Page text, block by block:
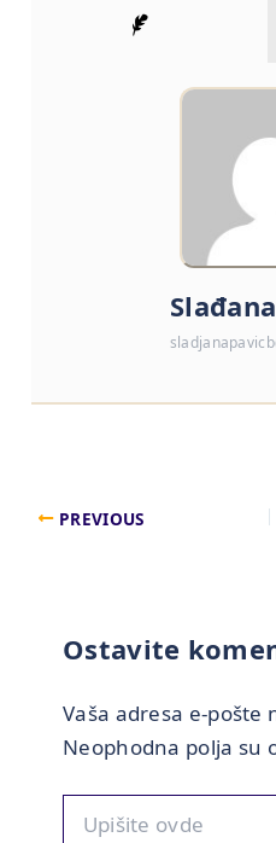
PREVIOUS
Ostavite
Vaša adresa e-pošte
Neophodna polja su
ovde